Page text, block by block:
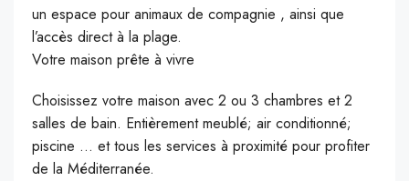
un espace pour animaux de compagnie , ainsi que
l’accès direct à la plage.
Votre maison prête à vivre
Choisissez votre maison avec 2 ou 3 chambres et 2
salles de bain. Entièrement meublé; air conditionné;
piscine … et tous les services à proximité pour profiter
de la Méditerranée.